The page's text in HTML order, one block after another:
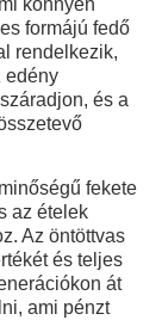
könnyen
formájú fedő
rendelkezik,
edény
és a
fekete
az ételek
Az öntöttvas
és teljes
át
ami pénzt